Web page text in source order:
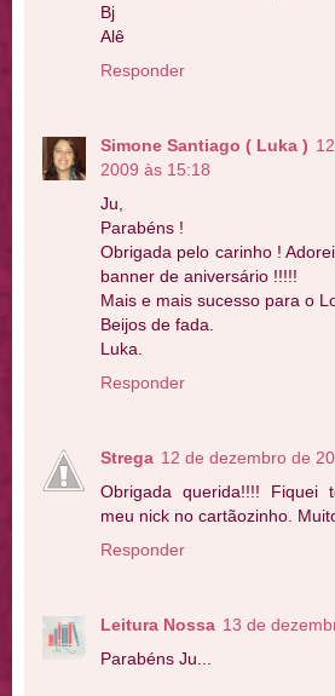
Bj
Alê
Responder
Simone Santiago ( Luka )
2009 às 15:18
Ju,
Parabéns !
Obrigada pelo carinho !
banner de aniversário !!!!!
Mais e mais sucesso para o
Beijos de fada.
Luka.
Responder
Strega 12 de dezembro de
Obrigada querida!!!! Fiquei
meu nick no cartãozinho.
Responder
Leitura Nossa 13 de
Parabéns Ju...